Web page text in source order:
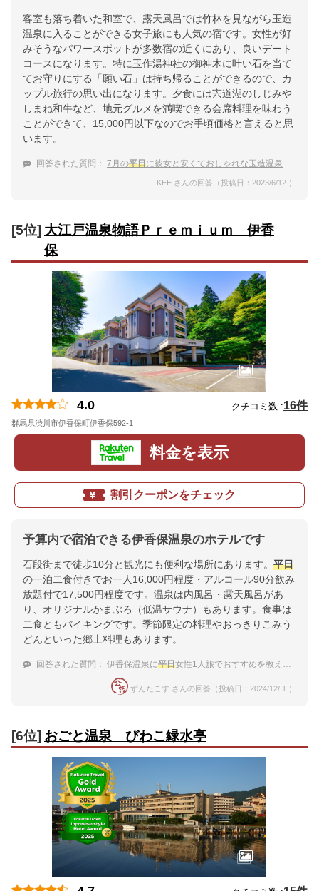
客室も落ち着いた和室で、露天風呂では竹林を見ながら玉造
温泉に入ることができる女子旅にも人気の宿です。女性が好
みそうなパワースポットが多数宿の近くにあり、良いデート
コースになります。特に玉作湯神社の御神木に叶い石を当て
てお守りにする「願い石」は持ち帰ることができるので、カ
ップル旅行の思い出になります。夕食には宍道湖のしじみや
しまね和牛など、地元グルメを満喫できる会席料理を味わう
ことができて、15,000円以下なのでお手頃価格と言えると思
います。
回答された質問： 7月の平日に彼女と安くておしゃれな玉造温泉へ！食事付きで手ごろな宿
KEE さんの回答（投稿日：2023/6/12 ）
[5位] 大江戸温泉物語Ｐｒｅｍｉｕｍ 伊香
保
4.0 クチコミ数 :16件
群馬県渋川市伊香保町伊香保592-1
料金を表示
割引クーポンをチェック
予算内で宿泊できる伊香保温泉のホテルです
石段街まで徒歩10分と観光にも便利な場所にあります。 平日
の一泊二食付きでお一人16,000円程度・アルコール90分飲み
放題付で17,500円程度です。温泉は内風呂・露天風呂があ
り、オリジナルかまぶろ（低温サウナ）もあります。食事は
二食ともバイキングです。季節限定の料理やおっきりこみう
どんといった郷土料理もあります。
回答された質問： 伊香保温泉に平日女性1人旅でおすすめを教えて下さい！
ずんたこす さんの回答（投稿日：2024/12/ 1 ）
[6位] おごと温泉 びわこ緑水亭